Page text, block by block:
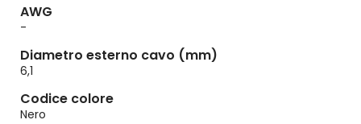
AWG
-
Diametro esterno cavo (mm)
6,1
Codice colore
Nero